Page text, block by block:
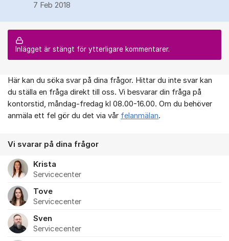
7 Feb 2018
Inlägget är stängt för ytterligare kommentarer.
Om forumet
Här kan du söka svar på dina frågor. Hittar du inte svar kan
du ställa en fråga direkt till oss. Vi besvarar din fråga på
kontorstid, måndag-fredag kl 08.00-16.00. Om du behöver
anmäla ett fel gör du det via vår felanmälan.
Vi svarar på dina frågor
Krista
Servicecenter
Tove
Servicecenter
Sven
Servicecenter